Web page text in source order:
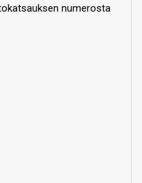
numerosta